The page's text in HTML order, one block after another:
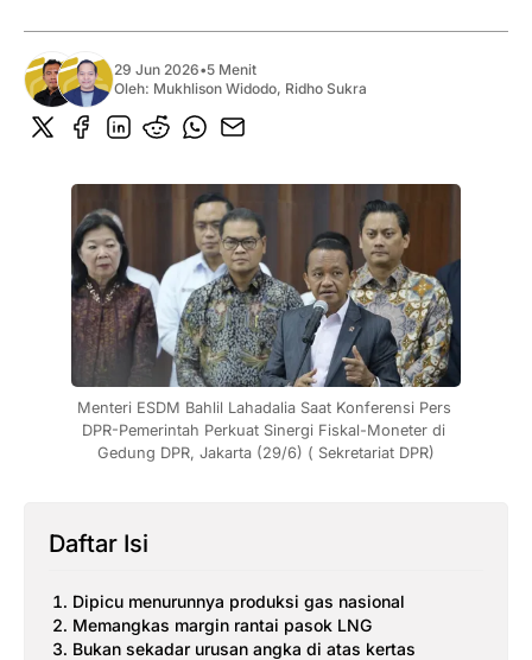
29 Jun 2026•5 Menit
Oleh: Mukhlison Widodo, Ridho Sukra
Menteri ESDM Bahlil Lahadalia Saat Konferensi Pers
DPR-Pemerintah Perkuat Sinergi Fiskal-Moneter di
Gedung DPR, Jakarta (29/6) ( Sekretariat DPR)
Daftar Isi
Dipicu menurunnya produksi gas nasional
Memangkas margin rantai pasok LNG
Bukan sekadar urusan angka di atas kertas